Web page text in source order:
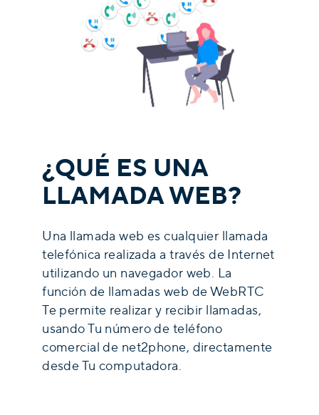
¿QUÉ ES UNA
LLAMADA WEB?
Una llamada web es cualquier llamada
telefónica realizada a través de Internet
utilizando un navegador web. La
función de llamadas web de WebRTC
Te permite realizar y recibir llamadas,
usando Tu número de teléfono
comercial de net2phone, directamente
desde Tu computadora.